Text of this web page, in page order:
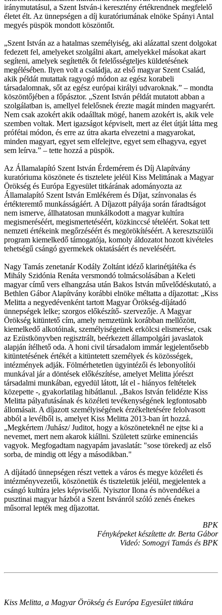
iránymutatásul, a Szent István-i keresztény értékrendnek megfelelő
életet élt. Az ünnepségen a díj kuratóriumának elnöke Spányi Antal
megyés püspök mondott köszöntőt.
„Szent István az a hatalmas személyiség, aki alázattal szent dolgokat
fedezett fel, amelyeket szolgálni akart, amelyekkel másokat akart
segíteni, amelyek segítették őt felelősségteljes küldetésének
megélésében. Ilyen volt a családja, az első magyar Szent Család,
akik példát mutattak ragyogó módon az egész korabeli
társadalomnak, sőt az egész európai királyi udvaroknak.” – mondta
köszöntőjében a főpásztor. „Szent István példát mutatott abban a
szolgálatban is, amellyel felelősnek érezte magát minden magyarért.
Nem csak azokért akik odaálltak mögé, hanem azokért is, akik vele
szemben voltak. Mert igazságot képviselt, mert az élet útját látta meg
prófétai módon, és erre az útra akarta elvezetni a magyarokat,
minden magyart, egyet sem elfelejtve, egyet sem elhagyva, egyet
sem leírva.” – tette hozzá a püspök.
Az Államalapító Szent István Érdemérem és Díj Alapítvány
kuratóriuma köszönete és tisztelete jeléül Kiss Melittának a Magyar
Örökség és Európa Egyesület titkárának adományozta az
Államalapító Szent István Emlékérem és Díjat, színvonalas és
értékteremtő munkásságáért. A Díjazott pályája során fáradtságot
nem ismerve, állhatatosan munkálkodott a magyar kultúra
megismeréséért, megismertetéséért, közkinccsé tételéért. Sokat tett
nemzeti értékeink megőrzéséért és megörökítéséért. A keresztszülői
program kiemelkedő támogatója, komoly áldozatot hozott kivételes
tehetségű csángó gyermekek oktatásáért és neveléséért.
Nagy Tamás zenetanár Kodály Zoltánt idéző klarinétjátéka és
Mihály Szidónia Renáta versmondó tolmácsolásában a Keleti
magyar című vers elhangzása után Bakos István művelődéskutató, a
Bethlen Gábor Alapítvány korábbi elnöke méltatta a díjazottat: „Kiss
Melitta a negyedévenként tartott Magyar Örökség-díjátadó
ünnepségek lelke; szorgos előkészítő- szervezője. A Magyar
Örökség kitüntető cím, amely nemzetünk korábban mellőzött,
kiemelkedő alkotóinak, személyiségeinek erkölcsi elismerése, csak
az Ezüstkönyvben regisztrált, beérkezett állampolgári javaslatok
alapján ítélhető oda. A honi civil társadalom immár legjelentősebb
kitüntetésének értékét a kitüntetett személyek és közösségek,
intézmények adják. Fölmérhetetlen ügyintézői és lebonyolítói
munkával jár a döntések előkészítése, amelyet Melitta jórészt
társadalmi munkában, egyedül látott, lát el - hiányos feltételek
közepette -, gyakorlatilag hibátlanul. „Bakos István felidézte Kiss
Melitta pályafutásának és közéleti tevékenységének legfontosabb
állomásait. A díjazott személyiségének érzékeltetésére felolvasott
abból a levélből is, amelyet Kiss Melitta 2013-ban írt hozzá.
„Megkértem /Juhász/ Juditot, hogy a köszöneteknél ne ejtse ki a
nevemet, mert nem akarok kiállni. Született szürke eminenciás
vagyok. Megfogadtam nagyapám javaslatát: "sose törekedj az első
sorba, de mindig ott légy a másodikban."
A díjátadó ünnepségen részt vettek a város és megye közéleti és
intézményvezetői, köszönetük és tiszteletük jeléül, megjelentek a
csángó kultúra jeles képviselői. Nyisztor Ilona és növendékei a
pusztinai magyar házból a Szent Istvánról szóló zenés énekes
műsorral lepték meg díjazottat.
BPK
Fényképeket készítette dr. Berta Gábor
Videó: Somogyi Tamás és BPK
Kiss Melitta, a Magyar Örökség és Európa Egyesület titkára